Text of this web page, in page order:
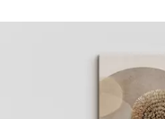
Környezetbarát anyag